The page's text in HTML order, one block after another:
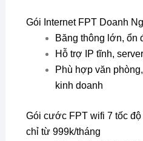
Gói Internet FPT Doanh
Băng thông lớn, ổn
Hỗ trợ IP tĩnh,
Phù hợp văn
kinh doanh
Gói cước FPT wifi 7 tốc
chỉ từ 999k/tháng